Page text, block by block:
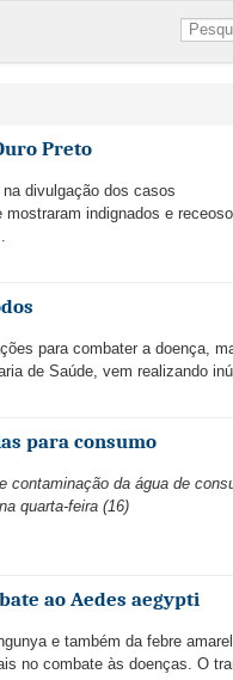
Preto
divulgação dos casos
indignados e
para combater a doença,
de Saúde, vem realizando
para consumo
contaminação da água de
quarta-feira (16)
ao Aedes aegypti
e também da febre
no combate às doenças. O